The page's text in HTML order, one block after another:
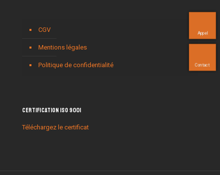
CGV
Mentions légales
Politique de confidentialité
Certification ISO 9001
Téléchargez le certificat
Appel
Contact